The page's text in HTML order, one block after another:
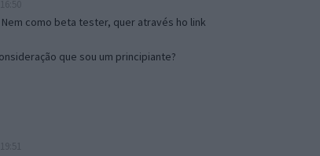
como beta tester, quer através ho link
que sou um principiante?